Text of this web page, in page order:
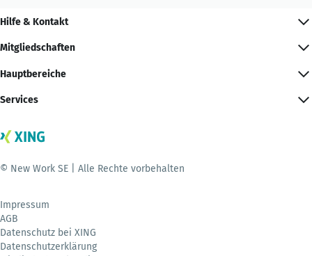
Hilfe & Kontakt
Mitgliedschaften
Hauptbereiche
Services
© New Work SE | Alle Rechte vorbehalten
Impressum
AGB
Datenschutz bei XING
Datenschutzerklärung